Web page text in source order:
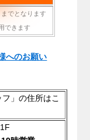
でとなります
できます
へのお願い
」の住所はこ